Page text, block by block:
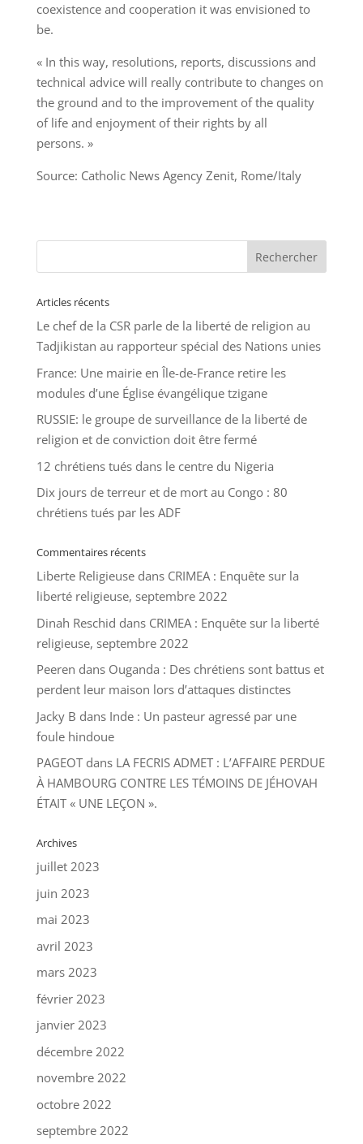
coexistence and cooperation it was envisioned to
be.
« In this way, resolutions, reports, discussions and
technical advice will really contribute to changes on
the ground and to the improvement of the quality
of life and enjoyment of their rights by all
persons. »
Source: Catholic News Agency Zenit, Rome/Italy
Articles récents
Le chef de la CSR parle de la liberté de religion au
Tadjikistan au rapporteur spécial des Nations unies
France: Une mairie en Île-de-France retire les
modules d’une Église évangélique tzigane
RUSSIE: le groupe de surveillance de la liberté de
religion et de conviction doit être fermé
12 chrétiens tués dans le centre du Nigeria
Dix jours de terreur et de mort au Congo : 80
chrétiens tués par les ADF
Commentaires récents
Liberte Religieusedans CRIMEA : Enquête sur la
liberté religieuse, septembre 2022
Dinah Reschid dans CRIMEA : Enquête sur la liberté
religieuse, septembre 2022
Peeren dans Ouganda : Des chrétiens sont battus et
perdent leur maison lors d’attaques distinctes
Jacky B dans Inde : Un pasteur agressé par une
foule hindoue
PAGEOTdans LA FECRIS ADMET : L’AFFAIRE PERDUE
À HAMBOURG CONTRE LES TÉMOINS DE JÉHOVAH
ÉTAIT « UNE LEÇON ».
Archives
juillet 2023
juin 2023
mai 2023
avril 2023
mars 2023
février 2023
janvier 2023
décembre 2022
novembre 2022
octobre 2022
septembre 2022